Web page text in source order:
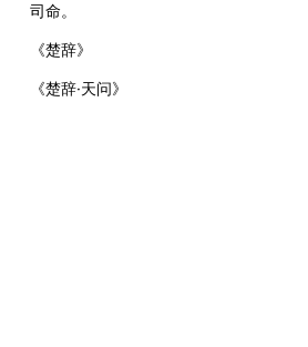
司命。
《楚辞》
《楚辞·天问》